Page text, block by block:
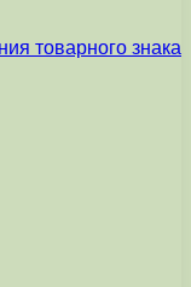
товарного знака